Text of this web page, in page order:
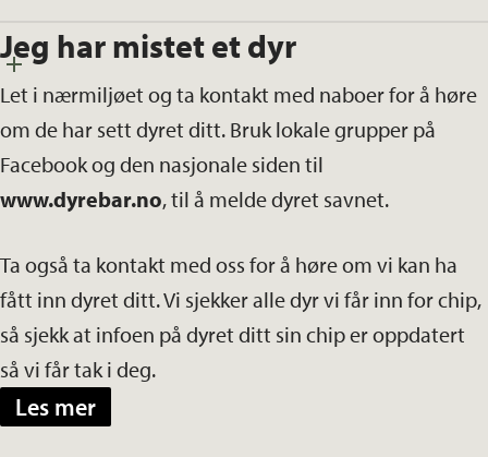
Jeg har mistet et dyr
Let i nærmiljøet og ta kontakt med naboer for å høre
om de har sett dyret ditt. Bruk lokale grupper på
Facebook og den nasjonale siden til
www.dyrebar.no, til å melde dyret savnet.
Ta også ta kontakt med oss for å høre om vi kan ha
fått inn dyret ditt. Vi sjekker alle dyr vi får inn for chip,
så sjekk at infoen på dyret ditt sin chip er oppdatert
så vi får tak i deg.
Les mer